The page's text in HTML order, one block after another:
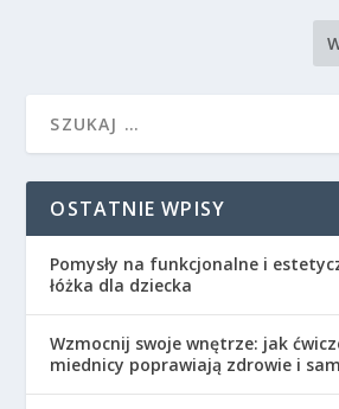
OSTATNIE WPISY
Pomysły na funkcjonalne i
łóżka dla dziecka
Wzmocnij swoje wnętrze: jak
miednicy poprawiają zdrowie i